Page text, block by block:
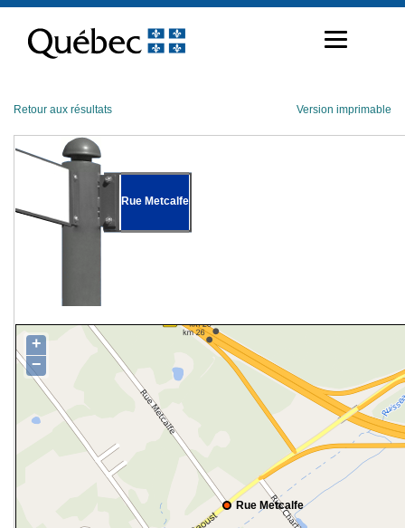
contenu
Retour aux résultats Version imprimable
Rue Metcalfe
Rue Metcalfe
+
−